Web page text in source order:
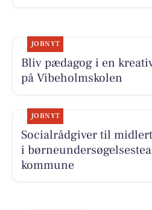
JOBNYT
Bliv pædagog i en
på Vibeholmskolen
JOBNYT
Socialrådgiver til
i
kommune